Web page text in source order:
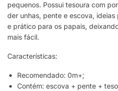
pequenos. Possui tesoura com
der unhas, pente e escova,
e prático para os papais,
mais fácil.
Características:
Recomendado: 0m+;
Contém: escova + pente +